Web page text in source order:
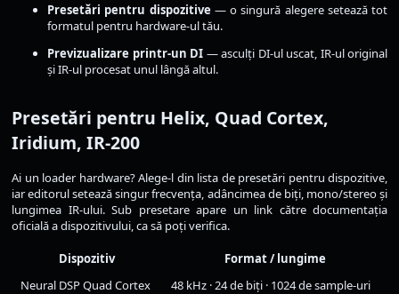
Presetări pentru dispozitive — o singură alegere setează tot
formatul pentru hardware-ul tău.
Previzualizare printr-un DI — asculți DI-ul uscat, IR-ul original
și IR-ul procesat unul lângă altul.
Presetări pentru Helix, Quad Cortex,
Iridium, IR-200
Ai un loader hardware? Alege-l din lista de presetări pentru dispozitive,
iar editorul setează singur frecvența, adâncimea de biți, mono/stereo și
lungimea IR-ului. Sub presetare apare un link către documentația
oficială a dispozitivului, ca să poți verifica.
Dispozitiv
Format / lungime
Neural DSP Quad Cortex
48 kHz · 24 de biți · 1024 de sample-uri